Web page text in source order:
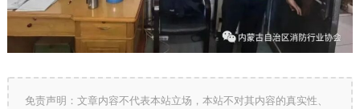
免责声明：文章内容不代表本站立场，本站不对其内容的真实性、